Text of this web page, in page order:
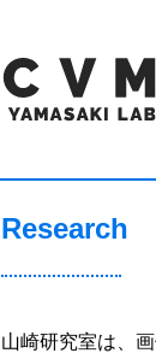
Research
山崎研究室は、